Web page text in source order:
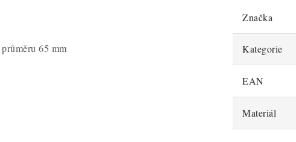
65 mm
Značka
Kategorie
EAN
Materiál